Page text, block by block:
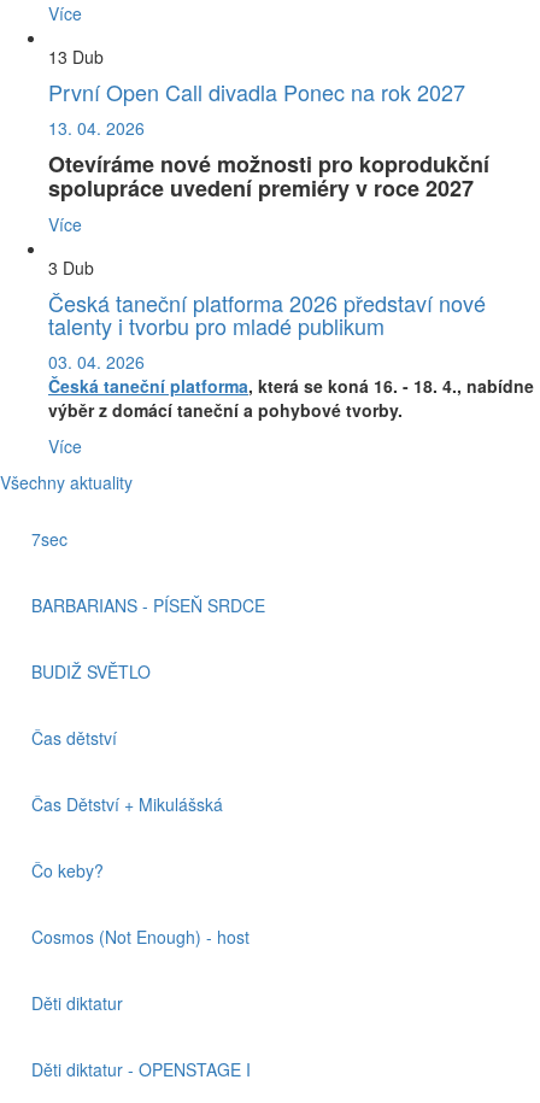
Více
13 Dub
První Open Call divadla Ponec na rok 2027
13. 04. 2026
Otevíráme nové možnosti pro koprodukční
spolupráce uvedení premiéry v roce 2027
Více
3 Dub
Česká taneční platforma 2026 představí nové
talenty i tvorbu pro mladé publikum
03. 04. 2026
Česká taneční platforma, která se koná 16. - 18. 4., nabídne
výběr z domácí taneční a pohybové tvorby.
Více
Všechny aktuality
7sec
BARBARIANS - PÍSEŇ SRDCE
BUDIŽ SVĚTLO
Čas dětství
Čas Dětství + Mikulášská
Čo keby?
Cosmos (Not Enough) - host
Děti diktatur
Děti diktatur - OPENSTAGE I